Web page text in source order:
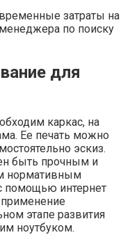
затраты на
по поиску
для
каркас, на
Ее печать можно
эскиз.
быть прочным и
нормативным
помощью интернет
применение
этапе развития
ноутбуком.